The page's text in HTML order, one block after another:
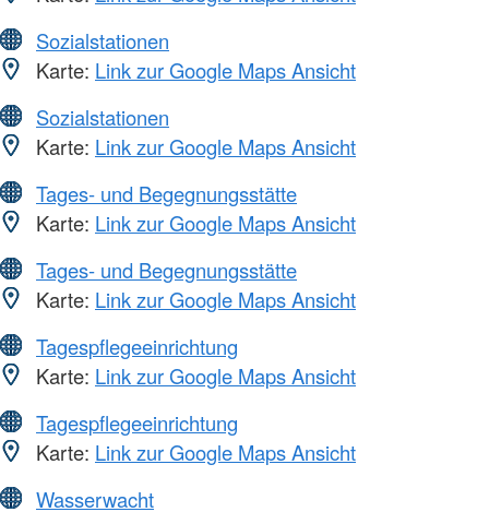
Sozialstationen
Karte: Link zur Google Maps Ansicht
Sozialstationen
Karte: Link zur Google Maps Ansicht
Tages- und Begegnungsstätte
Karte: Link zur Google Maps Ansicht
Tages- und Begegnungsstätte
Karte: Link zur Google Maps Ansicht
Tagespflegeeinrichtung
Karte: Link zur Google Maps Ansicht
Tagespflegeeinrichtung
Karte: Link zur Google Maps Ansicht
Wasserwacht